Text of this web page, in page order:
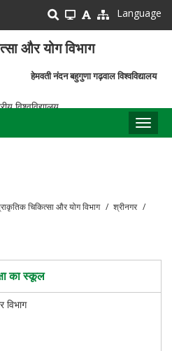
Language
और योग विभाग
गढ़वाल विश्वविद्यालय
चिकित्सा और योग विभाग
श्रीनगर
का स्कूल
विभाग